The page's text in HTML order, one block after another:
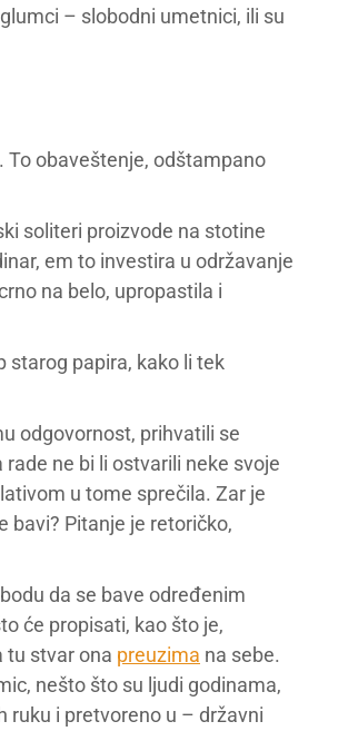
– slobodni umetnici, ili su
To obaveštenje, odštampano
soliteri proizvode na stotine
em to investira u održavanje
na belo, upropastila i
starog papira, kako li tek
odgovornost, prihvatili se
ne bi li ostvarili neke svoje
u tome sprečila. Zar je
bavi? Pitanje je retoričko,
da se bave određenim
će propisati, kao što je,
tu stvar ona preuzima na sebe.
nešto što su ljudi godinama,
ruku i pretvoreno u – državni